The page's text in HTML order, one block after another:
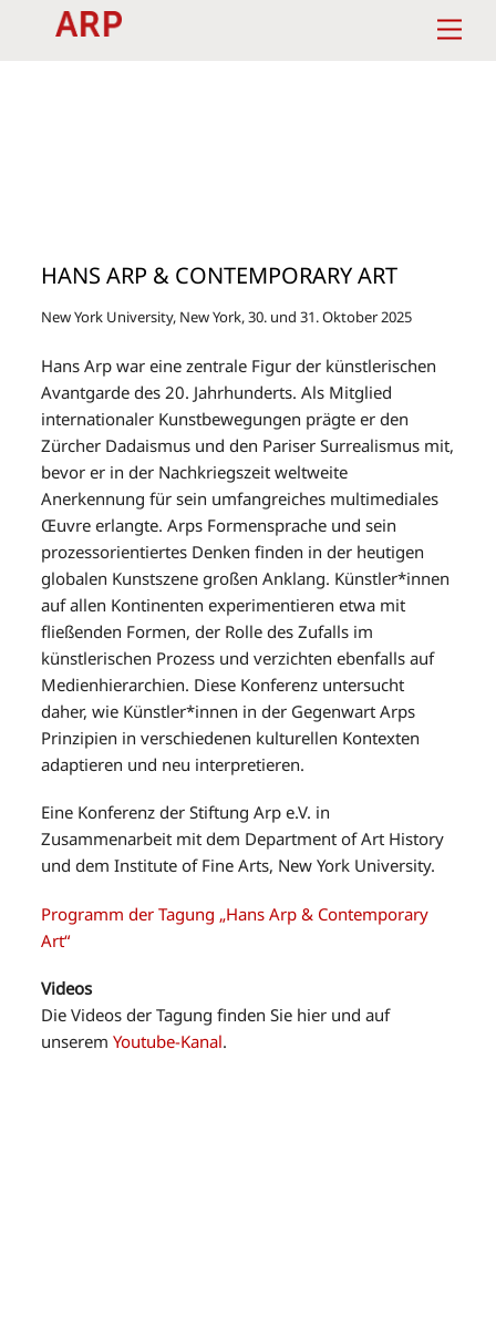
HANS ARP & CONTEMPORARY ART
New York University, New York, 30. und 31. Oktober 2025
Hans Arp war eine zentrale Figur der künstlerischen
Avantgarde des 20. Jahrhunderts. Als Mitglied
internationaler Kunstbewegungen prägte er den
Zürcher Dadaismus und den Pariser Surrealismus mit,
bevor er in der Nachkriegszeit weltweite
Anerkennung für sein umfangreiches multimediales
Œuvre erlangte. Arps Formensprache und sein
prozessorientiertes Denken finden in der heutigen
globalen Kunstszene großen Anklang. Künstler*innen
auf allen Kontinenten experimentieren etwa mit
fließenden Formen, der Rolle des Zufalls im
künstlerischen Prozess und verzichten ebenfalls auf
Medienhierarchien. Diese Konferenz untersucht
daher, wie Künstler*innen in der Gegenwart Arps
Prinzipien in verschiedenen kulturellen Kontexten
adaptieren und neu interpretieren.
Eine Konferenz der Stiftung Arp e.V. in
Zusammenarbeit mit dem Department of Art History
und dem Institute of Fine Arts, New York University.
Programm der Tagung „Hans Arp & Contemporary
Art“
Videos
Die Videos der Tagung finden Sie hier und auf
unseremYoutube-Kanal.